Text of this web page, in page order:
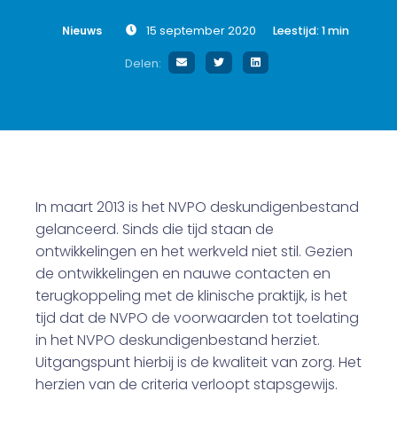
Nieuws 15 september 2020 Leestijd: 1min
Delen:
In maart 2013 is het NVPO deskundigenbestand
gelanceerd. Sinds die tijd staan de
ontwikkelingen en het werkveld niet stil. Gezien
de ontwikkelingen en nauwe contacten en
terugkoppeling met de klinische praktijk, is het
tijd dat de NVPO de voorwaarden tot toelating
in het NVPO deskundigenbestand herziet.
Uitgangspunt hierbij is de kwaliteit van zorg. Het
herzien van de criteria verloopt stapsgewijs.